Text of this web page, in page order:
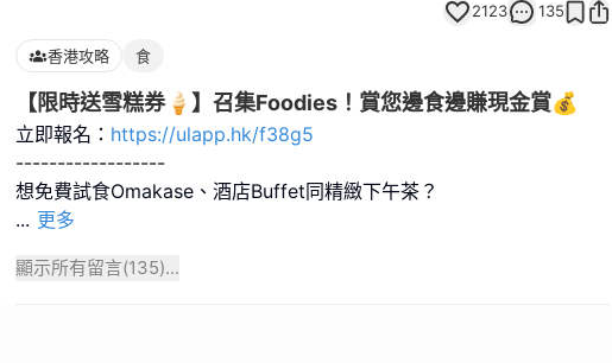
2123 135
香港攻略 食
【限時送雪糕券🍦】召集Foodies！賞您邊食邊賺現金賞💰
立即報名： https://ulapp.hk/f38g5
------------------
... 更多
顯示所有留言(135)...